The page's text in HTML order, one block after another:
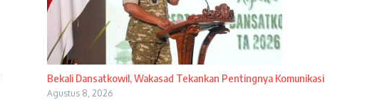
Bekali Dansatkowil, Wakasad Tekankan Pentingnya Komunikasi
Agustus 8, 2026